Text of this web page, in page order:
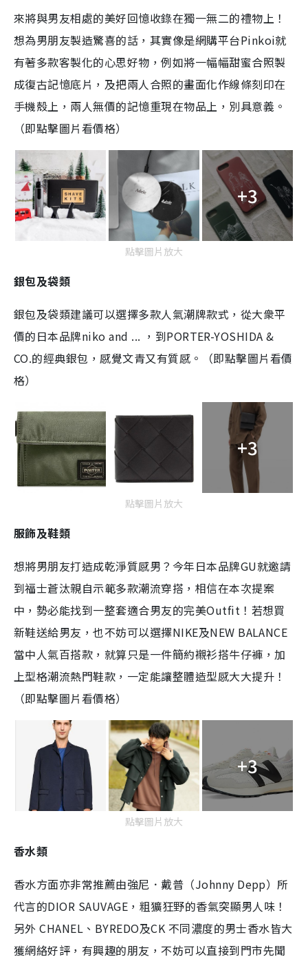
來將與男友相處的美好回憶收錄在獨一無二的禮物上！
想為男朋友製造驚喜的話，其實像是網購平台Pinkoi就
有著多款客製化的心思好物，例如將一幅幅甜蜜合照製
成復古記憶底片，及把兩人合照的畫面化作線條刻印在
手機殼上，兩人無價的記憶重現在物品上，別具意義。
（即點擊圖片看價格）
+3
點擊圖片放大
銀包及袋類
銀包及袋類建議可以選擇多款人氣潮牌款式，從大衆平
價的日本品牌niko and ... ，到PORTER-YOSHIDA &
CO.的經典銀包，感覺文青又有質感。（即點擊圖片看價
格）
+3
點擊圖片放大
服飾及鞋類
想將男朋友打造成乾淨質感男？今年日本品牌GU就邀請
到福士蒼汰親自示範多款潮流穿搭，相信在本次提案
中，勢必能找到一整套適合男友的完美Outfit！若想買
新鞋送給男友，也不妨可以選擇NIKE及NEW BALANCE
當中人氣百搭款，就算只是一件簡約襯衫搭牛仔褲，加
上型格潮流熱門鞋款，一定能讓整體造型感大大提升！
（即點擊圖片看價格）
+3
點擊圖片放大
香水類
香水方面亦非常推薦由強尼．戴普（Johnny Depp）所
代言的DIOR SAUVAGE，粗獷狂野的香氣突顯男人味！
另外 CHANEL、BYREDO及CK 不同濃度的男士香水皆大
獲網絡好評，有興趣的朋友，不妨可以直接到門市先聞